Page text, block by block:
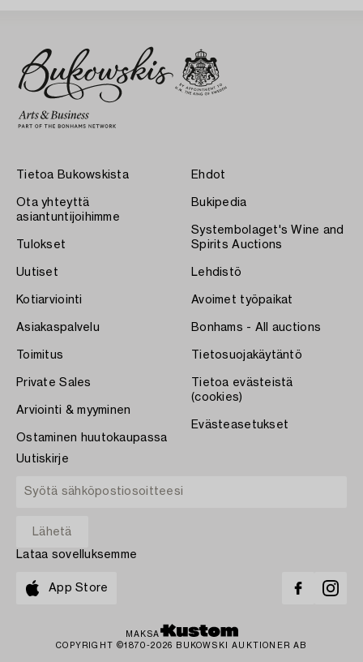
Tietoa Bukowskista
Ota yhteyttä
asiantuntijoihimme
Tulokset
Uutiset
Kotiarviointi
Asiakaspalvelu
Toimitus
Private Sales
Arviointi & myyminen
Ostaminen huutokaupassa
Ehdot
Bukipedia
Systembolaget's Wine and
Spirits Auctions
Lehdistö
Avoimet työpaikat
Bonhams - All auctions
Tietosuojakäytäntö
Tietoa evästeistä
(cookies)
Evästeasetukset
Uutiskirje
Lataa sovelluksemme
App Store
MAKSA
COPYRIGHT ©1870-2026 BUKOWSKI AUKTIONER AB